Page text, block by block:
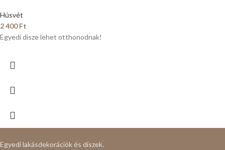
Húsvét
2 400Ft
Egyedi dísze lehet otthonodnak!
Egyedi lakásdekorációk és díszek.